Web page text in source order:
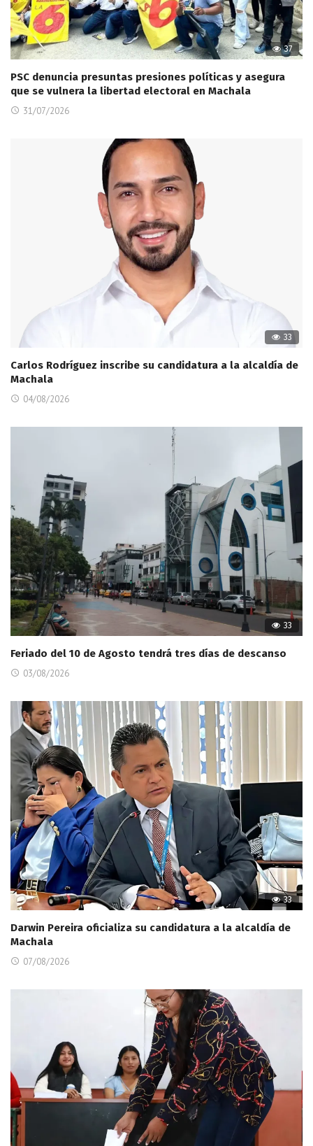
37
PSC denuncia presuntas presiones políticas y asegura
que se vulnera la libertad electoral en Machala
31/07/2026
33
Carlos Rodríguez inscribe su candidatura a la alcaldía de
Machala
04/08/2026
33
Feriado del 10 de Agosto tendrá tres días de descanso
03/08/2026
33
Darwin Pereira oficializa su candidatura a la alcaldía de
Machala
07/08/2026